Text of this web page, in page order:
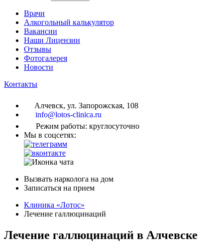
Врачи
Алкогольный калькулятор
Вакансии
Наши Лицензии
Отзывы
Фотогалерея
Новости
Контакты
Алчевск, ул. Запорожская, 108
info@lotos-clinica.ru
Режим работы: круглосуточно
Мы в соцсетях:
Вызвать нарколога на дом
Записаться на прием
Клиника «Лотос»
Лечение галлюцинаций
Лечение галлюцинаций в Алчевске